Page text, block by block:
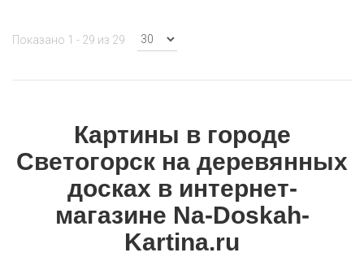
Показано 1 - 29 из 29
Картины в городе
Светогорск на деревянных
досках в интернет-
магазине Na-Doskah-
Kartina.ru